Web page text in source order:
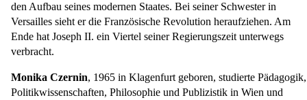
den Aufbau seines modernen Staates. Bei seiner Schwester in
Versailles sieht er die Französische Revolution heraufziehen. Am
Ende hat Joseph II. ein Viertel seiner Regierungszeit unterwegs
verbracht.
Monika Czernin, 1965 in Klagenfurt geboren, studierte Pädagogik,
Politikwissenschaften, Philosophie und Publizistik in Wien und